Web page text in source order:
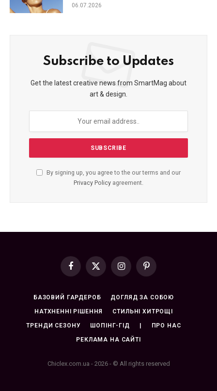
06.07.2026
Subscribe to Updates
Get the latest creative news from SmartMag about
art & design.
By signing up, you agree to the our terms and our
Privacy Policy agreement.
Facebook
X
InstagramPinterest
БАЗОВИЙ ГАРДЕРОБ ДОГЛЯД ЗА СОБОЮ
НАТХНЕННІ РІШЕННЯ СТИЛЬНІ ХИТРОЩІ
ТРЕНДИ СЕЗОНУ ШОПІНГ-ГІД ПРО НАС
РЕКЛАМА НА САЙТІ
Chiclex.com.ua - 2026 - © All rights reserved